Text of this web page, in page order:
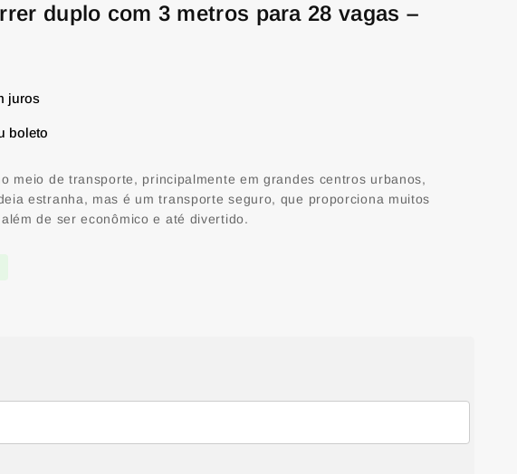
duplo com 3 metros para 28 vagas –
juros
boleto
meio de transporte, principalmente em grandes centros urbanos,
estranha, mas é um transporte seguro, que proporciona muitos
de ser econômico e até divertido.